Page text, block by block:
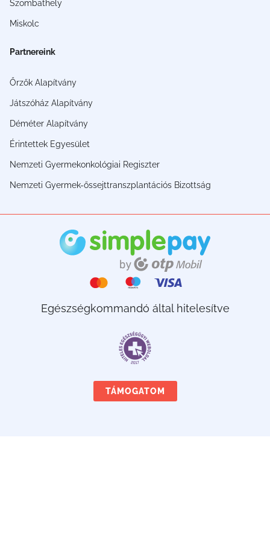
Szombathely
Miskolc
Partnereink
Őrzők Alapítvány
Játszóház Alapítvány
Déméter Alapítvány
Érintettek Egyesület
Nemzeti Gyermekonkológiai Regiszter
Nemzeti Gyermek-őssejttranszplantációs Bizottság
Egészségkommandó által hitelesítve
TÁMOGATOM